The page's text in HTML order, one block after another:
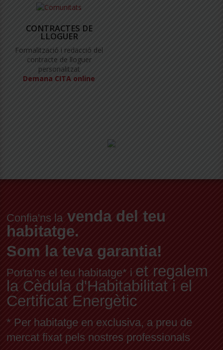
CONTRACTES DE
LLOGUER
Formalització i redacció del
contracte de lloguer
personalitzat
Demana CITA online
Confia'ns la venda del teu
habitatge.
Som la teva garantia!
Porta'ns el teu habitatge* i et regalem
la Cèdula d'Habitabilitat i el
Certificat Energètic
* Per habitatge en exclusiva, a preu de
mercat fixat pels nostres professionals